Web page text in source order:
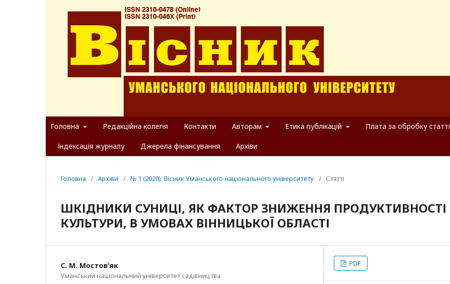
Головна Редакційна колегія Контакти Авторам Етика публікацій Плата за обробку статті
Індексація журналу Джерела фінансування Архіви
Головна / Архіви / № 1 (2020): Вісник Уманського національного університету / Статті
ШКІДНИКИ СУНИЦІ, ЯК ФАКТОР ЗНИЖЕННЯ ПРОДУКТИВНОСТІ
КУЛЬТУРИ, В УМОВАХ ВІННИЦЬКОЇ ОБЛАСТІ
С. М. Мостов’як
Уманський національний університет садівництва
PDF